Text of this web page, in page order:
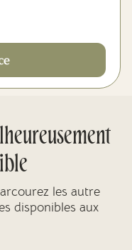
les autre
disponibles aux